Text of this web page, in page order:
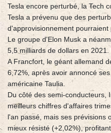
Tesla encore perturbé, la Tech
Tesla a prévenu que des
d'approvisionnement
Le groupe d'Elon Musk a
5,5 milliards de dollars en
A Francfort, le géant allemand
6,72%, après avoir annoncé
américaine Taulia.
Du côté des semi-conducteurs,
meilleurs chiffres d'affaires
l'an passé, mais ses prévisions
mieux résisté (+2,02%),